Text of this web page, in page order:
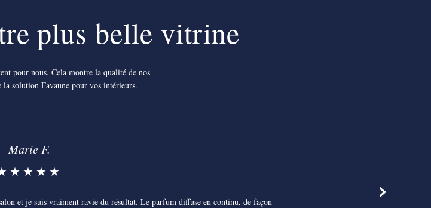
plus belle vitrine
pour nous. Cela montre la qualité de nos
solution Favaune pour vos intérieurs.
Marie F.
et je suis vraiment ravie du résultat. Le parfum diffuse en continu, de façon
›